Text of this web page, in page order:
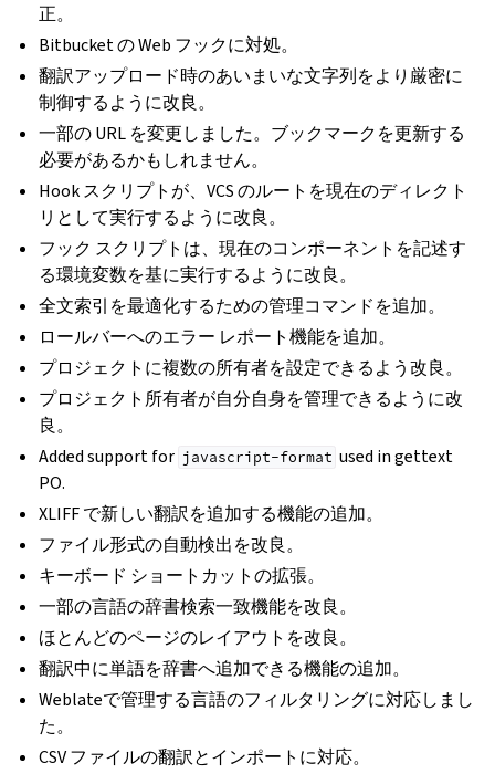
正。
Bitbucket の Web フックに対処。
翻訳アップロード時のあいまいな文字列をより厳密に
制御するように改良。
一部の URL を変更しました。ブックマークを更新する
必要があるかもしれません。
Hook スクリプトが、VCS のルートを現在のディレクト
リとして実行するように改良。
フック スクリプトは、現在のコンポーネントを記述す
る環境変数を基に実行するように改良。
全文索引を最適化するための管理コマンドを追加。
ロールバーへのエラー レポート機能を追加。
プロジェクトに複数の所有者を設定できるよう改良。
プロジェクト所有者が自分自身を管理できるように改
良。
Added support for javascript-format used in gettext
PO.
XLIFF で新しい翻訳を追加する機能の追加。
ファイル形式の自動検出を改良。
キーボード ショートカットの拡張。
一部の言語の辞書検索一致機能を改良。
ほとんどのページのレイアウトを改良。
翻訳中に単語を辞書へ追加できる機能の追加。
Weblateで管理する言語のフィルタリングに対応しまし
た。
CSV ファイルの翻訳とインポートに対応。